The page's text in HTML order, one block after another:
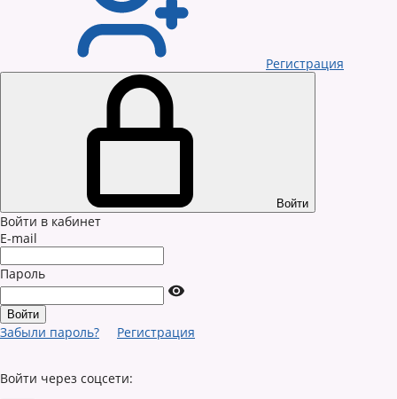
Регистрация
Войти
Войти в кабинет
E-mail
Пароль
Забыли пароль? Регистрация
Войти через соцсети: